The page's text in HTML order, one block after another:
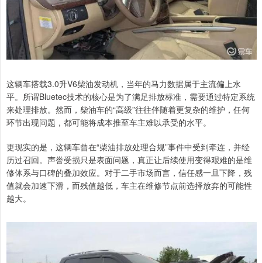
这辆车搭载3.0升V6柴油发动机，当年的马力数据属于主流偏上水
平。所谓Bluetec技术的核心是为了满足排放标准，需要通过特定系统
来处理排放。然而，柴油车的“高级”往往伴随着更复杂的维护，任何
环节出现问题，都可能将成本推至车主难以承受的水平。
更现实的是，这辆车曾在“柴油排放处理合规”事件中受到牵连，并经
历过召回。声誉受损只是表面问题，真正让后续使用变得艰难的是维
修体系与口碑的叠加效应。对于二手市场而言，信任感一旦下降，残
值就会加速下滑，而残值越低，车主在维修节点前选择放弃的可能性
越大。